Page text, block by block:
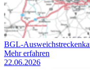
BGL-
Mehr erfahren
22.06.2026